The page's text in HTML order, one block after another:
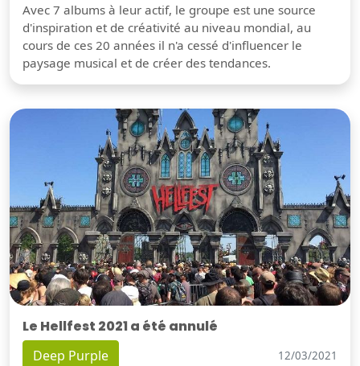
Avec 7 albums à leur actif, le groupe est une source
d'inspiration et de créativité au niveau mondial, au
cours de ces 20 années il n'a cessé d'influencer le
paysage musical et de créer des tendances.
Le Hellfest 2021 a été annulé
Deep Purple 12/03/2021